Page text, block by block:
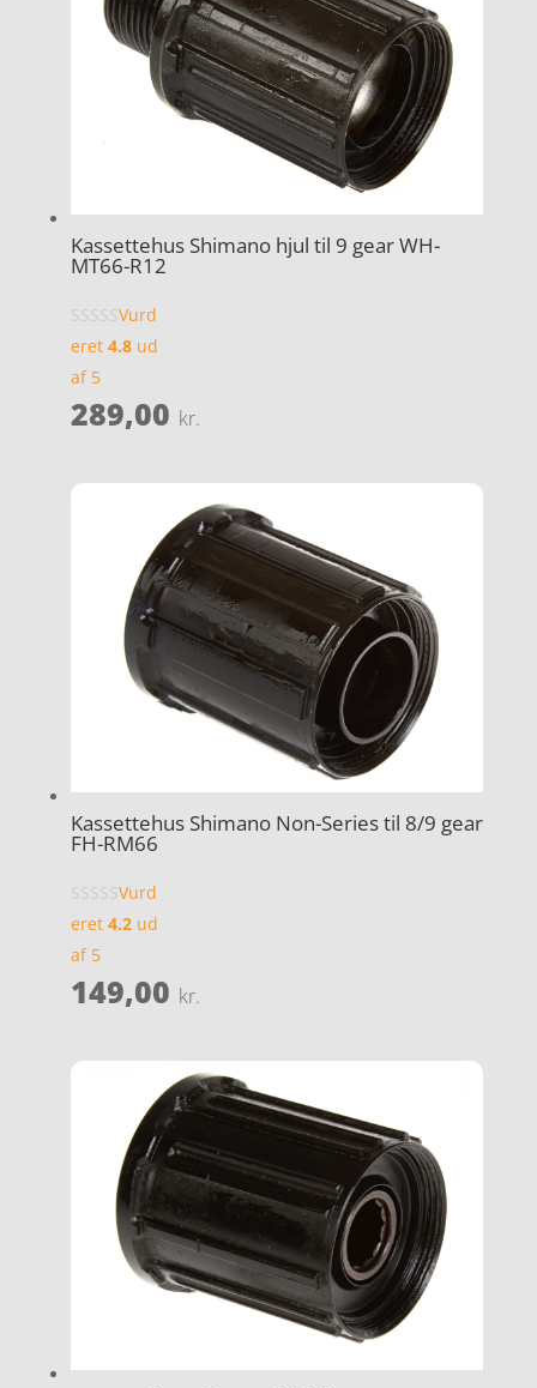
Kassettehus Shimano hjul til 9 gear WH-
MT66-R12
Vurd
eret 4.8ud
af 5
289,00 kr.
Kassettehus Shimano Non-Series til 8/9 gear
FH-RM66
Vurd
eret 4.2ud
af 5
149,00 kr.